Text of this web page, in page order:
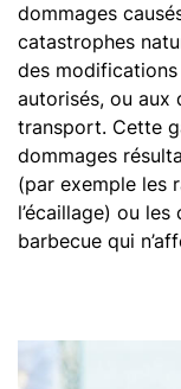
dommages
catastrophes
des
autorisés, ou aux
transport. Cette
dommages
(par exemple les
l’écaillage) ou les
barbecue qui